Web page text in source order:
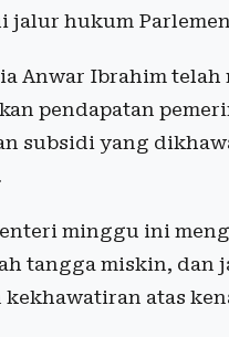
jalur hukum
Anwar Ibrahim
pendapatan
subsidi yang
minggu ini
tangga miskin, dan
kekhawatiran atas